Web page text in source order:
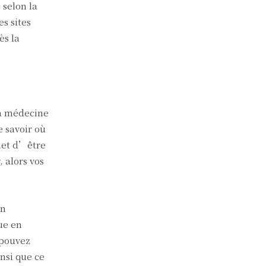
la
sites
la
médecine
savoir où
d’être
alors vos
en
que ce